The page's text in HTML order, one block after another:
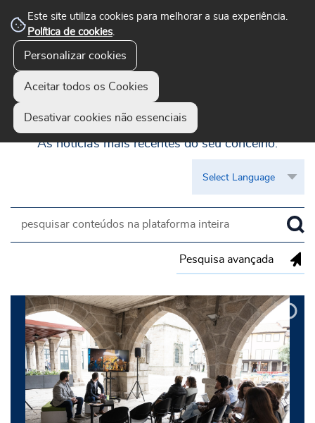
Este site utiliza cookies para melhorar a sua experiência.
Política de cookies.
Personalizar cookies
Aceitar todos os Cookies
Desativar cookies não essenciais
Pesquisa avançada
Guimarães Visível
As notícias mais recentes do seu concelho.